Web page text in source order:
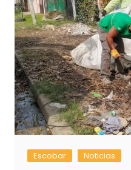
Escobar Noticias